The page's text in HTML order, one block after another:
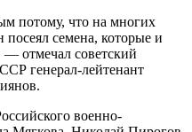
потому, что на многих
посеял семена, которые и
— отмечал советский
генерал-лейтенант
военно-